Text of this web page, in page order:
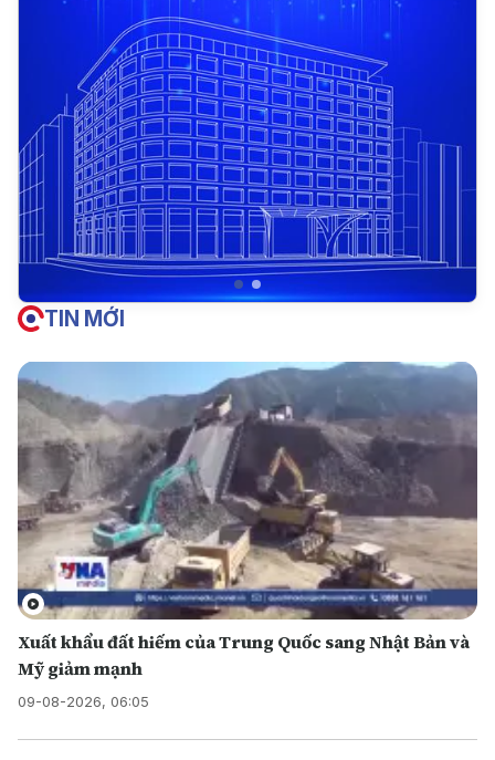
TIN MỚI
Xuất khẩu đất hiếm của Trung Quốc sang Nhật Bản và
Mỹ giảm mạnh
09-08-2026, 06:05